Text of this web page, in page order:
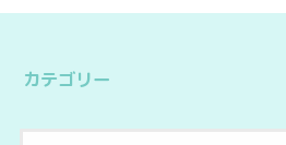
カテゴリー